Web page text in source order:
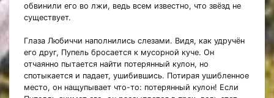
обвинили его во лжи, ведь всем известно, что звёзд не
существует.
Глаза Любиччи наполнились слезами. Видя, как удручён
его друг, Пупель бросается к мусорной куче. Он
отчаянно пытается найти потерянный кулон, но
спотыкается и падает, ушибившись. Потирая ушибленное
место, он нащупывает что-то: потерянный кулон! Если